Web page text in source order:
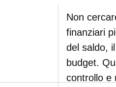
Non
finanziari
del saldo,
budget.
controllo e